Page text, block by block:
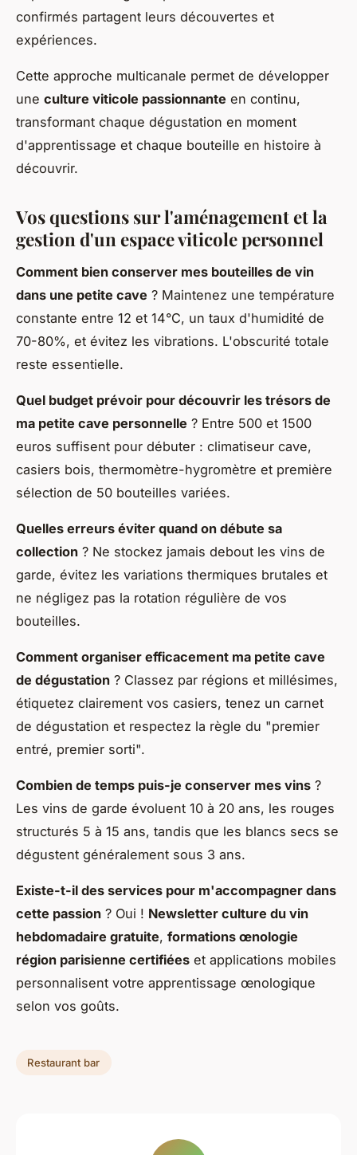
confirmés partagent leurs découvertes et
expériences.
Cette approche multicanale permet de développer
une culture viticole passionnante en continu,
transformant chaque dégustation en moment
d'apprentissage et chaque bouteille en histoire à
découvrir.
Vos questions sur l'aménagement et la
gestion d'un espace viticole personnel
Comment bien conserver mes bouteilles de vin
dans une petite cave ? Maintenez une température
constante entre 12 et 14°C, un taux d'humidité de
70-80%, et évitez les vibrations. L'obscurité totale
reste essentielle.
Quel budget prévoir pour découvrir les trésors de
ma petite cave personnelle ? Entre 500 et 1500
euros suffisent pour débuter : climatiseur cave,
casiers bois, thermomètre-hygromètre et première
sélection de 50 bouteilles variées.
Quelles erreurs éviter quand on débute sa
collection ? Ne stockez jamais debout les vins de
garde, évitez les variations thermiques brutales et
ne négligez pas la rotation régulière de vos
bouteilles.
Comment organiser efficacement ma petite cave
de dégustation ? Classez par régions et millésimes,
étiquetez clairement vos casiers, tenez un carnet
de dégustation et respectez la règle du "premier
entré, premier sorti".
Combien de temps puis-je conserver mes vins ?
Les vins de garde évoluent 10 à 20 ans, les rouges
structurés 5 à 15 ans, tandis que les blancs secs se
dégustent généralement sous 3 ans.
Existe-t-il des services pour m'accompagner dans
cette passion ? Oui ! Newsletter culture du vin
hebdomadaire gratuite, formations œnologie
région parisienne certifiées et applications mobiles
personnalisent votre apprentissage œnologique
selon vos goûts.
Restaurant bar